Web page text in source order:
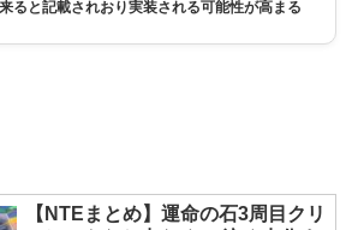
ると記載されおり実装される可能性が高まる
【NTEまとめ】運命の石3周目クリ